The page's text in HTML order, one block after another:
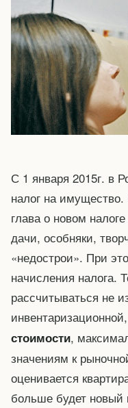
С 1 января 2015г. в
налог на
глава о новом
дачи, особняки,
«недострои». При
начисления налога.
рассчитываться не
стоимости,
значениям к
оценивается
больше будет новый